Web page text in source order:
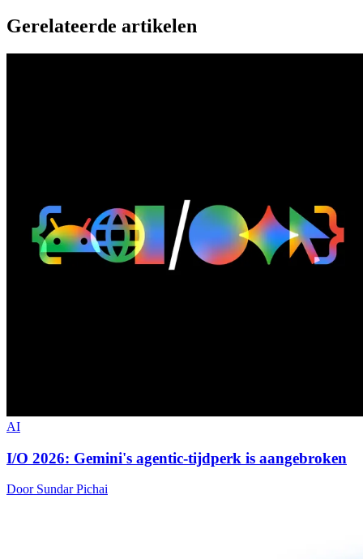
Gerelateerde artikelen
AI
I/O 2026: Gemini's agentic-tijdperk is aangebroken
Door Sundar Pichai